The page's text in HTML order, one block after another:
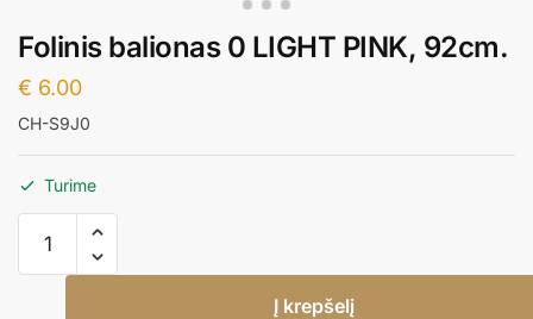
Folinis balionas 0 LIGHT PINK, 92cm.
€ 6.00
CH-S9J0
Turime
kiekis:
Folinis
Į krepšelį